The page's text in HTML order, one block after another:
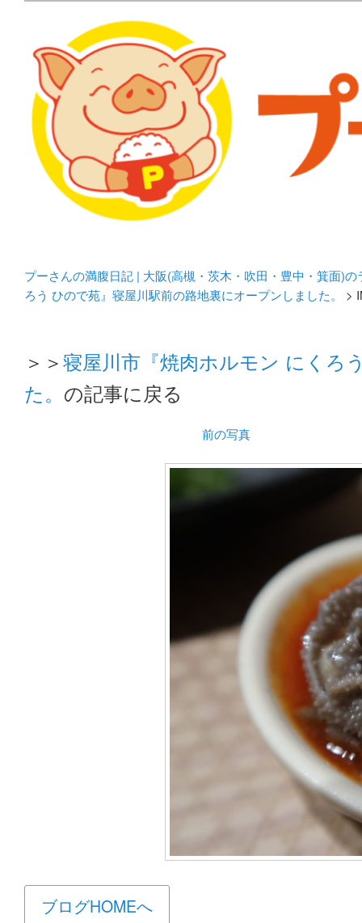
プーさんの満腹日記 |
豊中・箕面)のランチ＆
化してます。
プーさんの満腹日記 | 大阪(高槻・茨木・吹田・豊中・箕面)
ろう ひので苑』寝屋川駅前の路地裏にオープンしました。
>
＞＞寝屋川市『焼肉ホルモン にくろ
た。 の記事に戻る
前の写真
ブログHOMEへ